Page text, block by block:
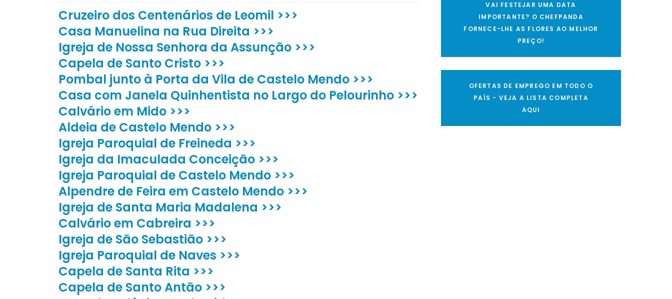
Cruzeiro dos Centenários de Leomil >>>
Casa Manuelina na Rua Direita >>>
Igreja de Nossa Senhora da Assunção >>>
Capela de Santo Cristo >>>
Pombal junto à Porta da Vila de Castelo Mendo >>>
Casa com Janela Quinhentista no Largo do Pelourinho >>>
Calvário em Mido >>>
Aldeia de Castelo Mendo >>>
Igreja Paroquial de Freineda >>>
Igreja da Imaculada Conceição >>>
Igreja Paroquial de Castelo Mendo >>>
Alpendre de Feira em Castelo Mendo >>>
Igreja de Santa Maria Madalena >>>
Calvário em Cabreira >>>
Igreja de São Sebastião >>>
Igreja Paroquial de Naves >>>
Capela de Santa Rita >>>
Capela de Santo Antão >>>
VAI FESTEJAR UMA DATA
IMPORTANTE? O CHEFPANDA
FORNECE-LHE AS FLORES AO MELHOR
PREÇO!
OFERTAS DE EMPREGO EM TODO O
PAÍS - VEJA A LISTA COMPLETA
AQUI